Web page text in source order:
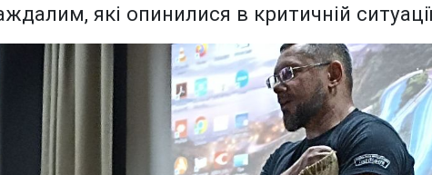
які опинилися в критичній